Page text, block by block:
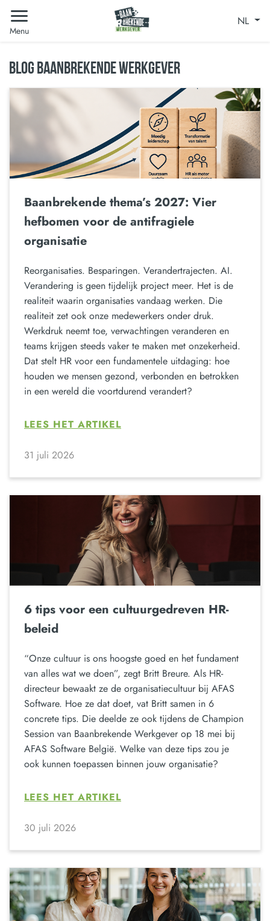
Menu
NL
BLOG BAANBREKENDE WERKGEVER
Baanbrekende thema’s 2027: Vier
hefbomen voor de antifragiele
organisatie
Reorganisaties. Besparingen. Verandertrajecten. AI.
Verandering is geen tijdelijk project meer. Het is de
realiteit waarin organisaties vandaag werken. Die
realiteit zet ook onze medewerkers onder druk.
Werkdruk neemt toe, verwachtingen veranderen en
teams krijgen steeds vaker te maken met onzekerheid.
Dat stelt HR voor een fundamentele uitdaging: hoe
houden we mensen gezond, verbonden en betrokken
in een wereld die voortdurend verandert?
LEES HET ARTIKEL
31 juli 2026
6 tips voor een cultuurgedreven HR-
beleid
“Onze cultuur is ons hoogste goed en het fundament
van alles wat we doen”, zegt Britt Breure. Als HR-
directeur bewaakt ze de organisatiecultuur bij AFAS
Software. Hoe ze dat doet, vat Britt samen in 6
concrete tips. Die deelde ze ook tijdens de Champion
Session van Baanbrekende Werkgever op 18 mei bij
AFAS Software België. Welke van deze tips zou je
ook kunnen toepassen binnen jouw organisatie?
LEES HET ARTIKEL
30 juli 2026